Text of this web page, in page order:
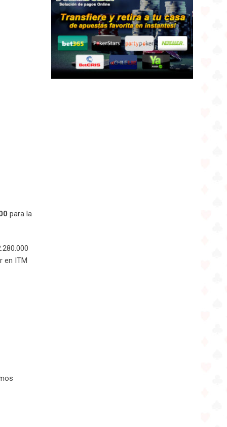
para la
en ITM